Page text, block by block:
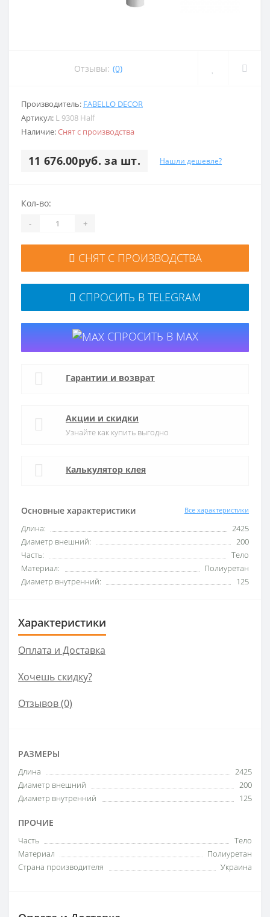
Отзывы: (0)
Производитель: FABELLO DECOR
Артикул: L 9308 Half
Наличие:Снят с производства
11 676.00руб. за шт. Нашли дешевле?
Основные характеристики Все характеристики
Длина:
2425
Диаметр внешний:
200
Часть:
Тело
Материал:
Полиуретан
Диаметр внутренний:
125
Кол-во:
- +
СНЯТ С ПРОИЗВОДСТВА
СПРОСИТЬ В TELEGRAM
СПРОСИТЬ В MAX
Гарантии и возврат
Акции и скидки
Узнайте как купить выгодно
Калькулятор клея
Характеристики
Оплата и Доставка
Хочешь скидку?
Отзывов (0)
РАЗМЕРЫ
Длина
2425
Диаметр внешний
200
Диаметр внутренний
125
ПРОЧИЕ
Часть
Тело
Материал
Полиуретан
Страна производителя
Украина